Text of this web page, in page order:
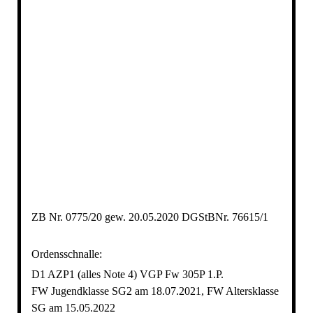
ZB Nr. 0775/20 gew. 20.05.2020 DGStBNr. 76615/1
Ordensschnalle:
D1 AZP1 (alles Note 4) VGP Fw 305P 1.P.
FW Jugendklasse SG2 am 18.07.2021, FW Altersklasse
SG am 15.05.2022